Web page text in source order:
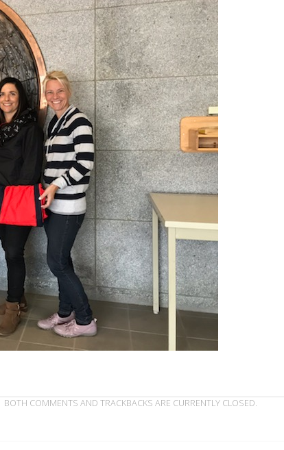
BOTH COMMENTS AND TRACKBACKS ARE CURRENTLY CLOSED.